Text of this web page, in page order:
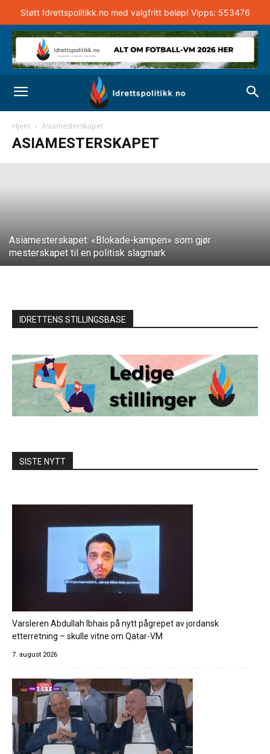
Støtt Idrettspolitikk.no med valgfritt beløp! Vipps: 553476
Hjem Asiamesterskapet
ASIAMESTERSKAPET
I skyggen av krigen – palestinsk
fotballsuksess gir håp
Jasmin Nur - 29. januar 2024
Asiamesterskapet: «Blokade-kampen» som gjør
mesterskapet til en politisk slagmark
IDRETTENS STILLINGSBASE
SISTE NYTT
Varsleren Abdullah Ibhais på nytt pågrepet av jordansk
etterretning – skulle vitne om Qatar-VM
7. august 2026